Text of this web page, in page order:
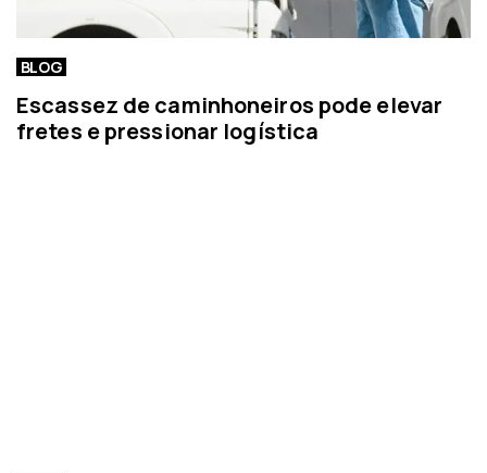
BLOG
Escassez de caminhoneiros pode elevar
fretes e pressionar logística